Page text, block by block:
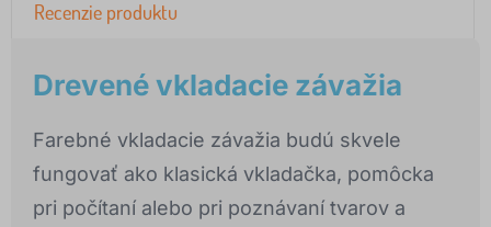
Recenzie produktu
Drevené vkladacie závažia
Farebné vkladacie závažia budú skvele
fungovať ako klasická vkladačka, pomôcka
pri počítaní alebo pri poznávaní tvarov a